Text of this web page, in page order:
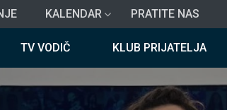
KALENDAR PRATITE NAS
TV VODIČ KLUB PRIJATELJA